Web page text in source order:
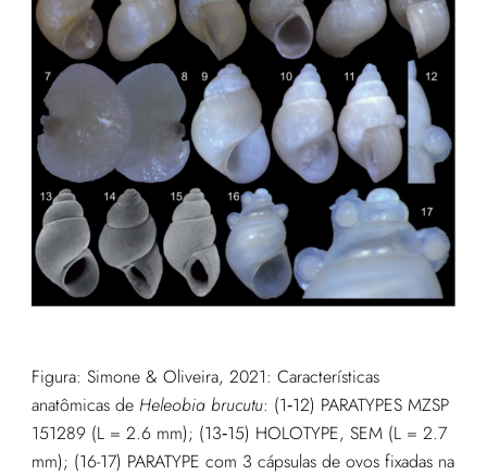
Figura: Simone & Oliveira, 2021: Características
anatômicas de Heleobia brucutu: (1‑12) PARATYPES MZSP
151289 (L = 2.6 mm); (13‑15) HOLOTYPE, SEM (L = 2.7
mm); (16-17) PARATYPE com 3 cápsulas de ovos fixadas na